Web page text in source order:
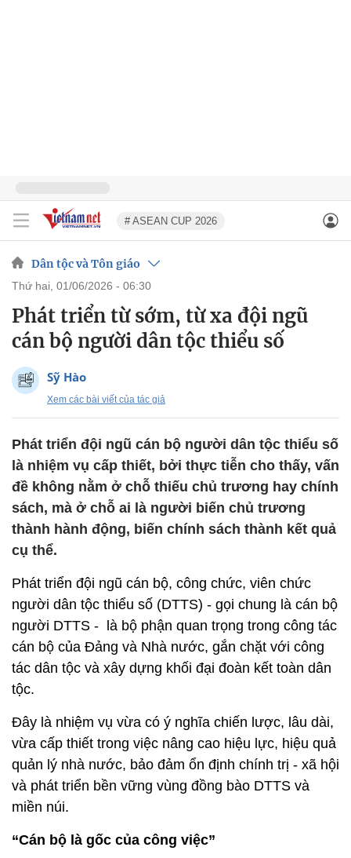
# ASEAN CUP 2026
Dân tộc và Tôn giáo
thứ hai, 01/06/2026 - 06:30
Phát triển từ sớm, từ xa đội ngũ
cán bộ người dân tộc thiểu số
Sỹ Hào
Xem các bài viết của tác giả
Phát triển đội ngũ cán bộ người dân tộc thiểu số
là nhiệm vụ cấp thiết, bởi thực tiễn cho thấy, vấn
đề không nằm ở chỗ thiếu chủ trương hay chính
sách, mà ở chỗ ai là người biến chủ trương
thành hành động, biến chính sách thành kết quả
cụ thể.
Phát triển đội ngũ cán bộ, công chức, viên chức
người dân tộc thiểu số (DTTS) - gọi chung là cán bộ
người DTTS - là bộ phận quan trọng trong công tác
cán bộ của Đảng và Nhà nước, gắn chặt với công
tác dân tộc và xây dựng khối đại đoàn kết toàn dân
tộc.
Đây là nhiệm vụ vừa có ý nghĩa chiến lược, lâu dài,
vừa cấp thiết trong việc nâng cao hiệu lực, hiệu quả
quản lý nhà nước, bảo đảm ổn định chính trị - xã hội
và phát triển bền vững vùng đồng bào DTTS và
miền núi.
“Cán bộ là gốc của công việc”